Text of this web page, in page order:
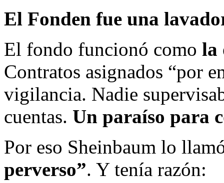
El Fonden fue una
El fondo funcionó como la
Contratos asignados “por
vigilancia. Nadie
cuentas. Un paraíso para
Por eso Sheinbaum lo
perverso”. Y tenía razón: